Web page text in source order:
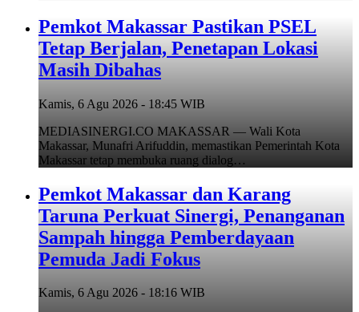
Pemkot Makassar Pastikan PSEL
Tetap Berjalan, Penetapan Lokasi
Masih Dibahas
Kamis, 6 Agu 2026 - 18:45 WIB
MEDIASINERGI.CO MAKASSAR — Wali Kota
Makassar, Munafri Arifuddin, memastikan Pemerintah Kota
Makassar tetap membuka ruang dialog…
Pemkot Makassar dan Karang
Taruna Perkuat Sinergi, Penanganan
Sampah hingga Pemberdayaan
Pemuda Jadi Fokus
Kamis, 6 Agu 2026 - 18:16 WIB